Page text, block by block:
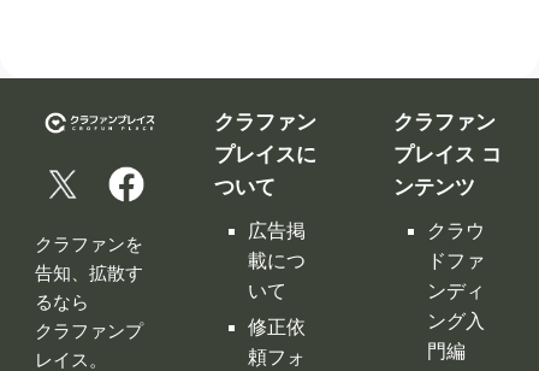
クラファンを
告知、拡散す
るなら
クラファンプ
レイス。
クラファン
プレイスに
ついて
広告掲
載につ
いて
修正依
頼フォ
クラファン
プレイス コ
ンテンツ
クラウ
ドファ
ンディ
ング入
門編